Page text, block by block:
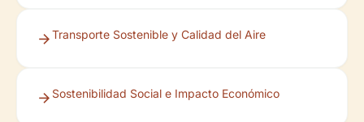
Transporte Sostenible y Calidad del Aire
Sostenibilidad Social e Impacto Económico